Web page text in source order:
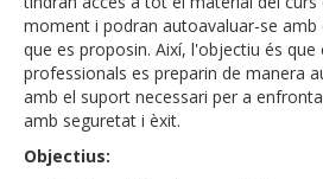
moment i podran autoavaluar-se amb
que es proposin. Així, l'objectiu és que
professionals es preparin de manera
amb el suport necessari per a
amb seguretat i èxit.
Objectius: